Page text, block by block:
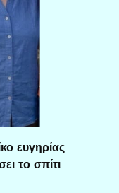
ευγηρίας
το σπίτι